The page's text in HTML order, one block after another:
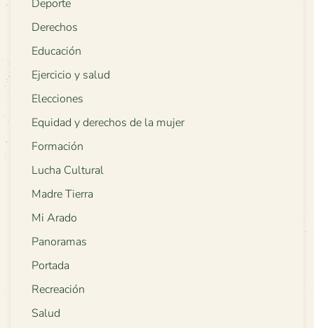
Deporte
Derechos
Educación
Ejercicio y salud
Elecciones
Equidad y derechos de la mujer
Formación
Lucha Cultural
Madre Tierra
Mi Arado
Panoramas
Portada
Recreación
Salud